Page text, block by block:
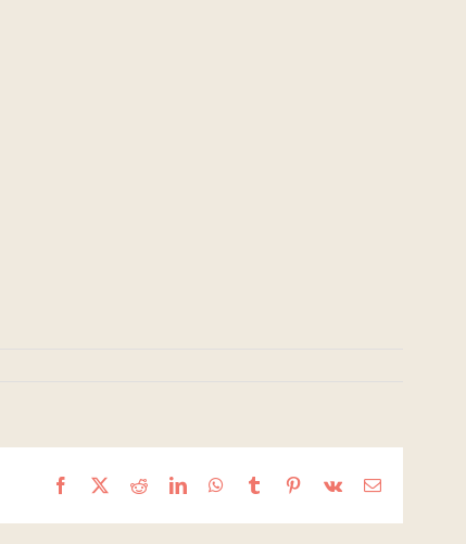
Facebook
X RedditLinkedInWhatsApp
TumblrPinterest
Vk Email